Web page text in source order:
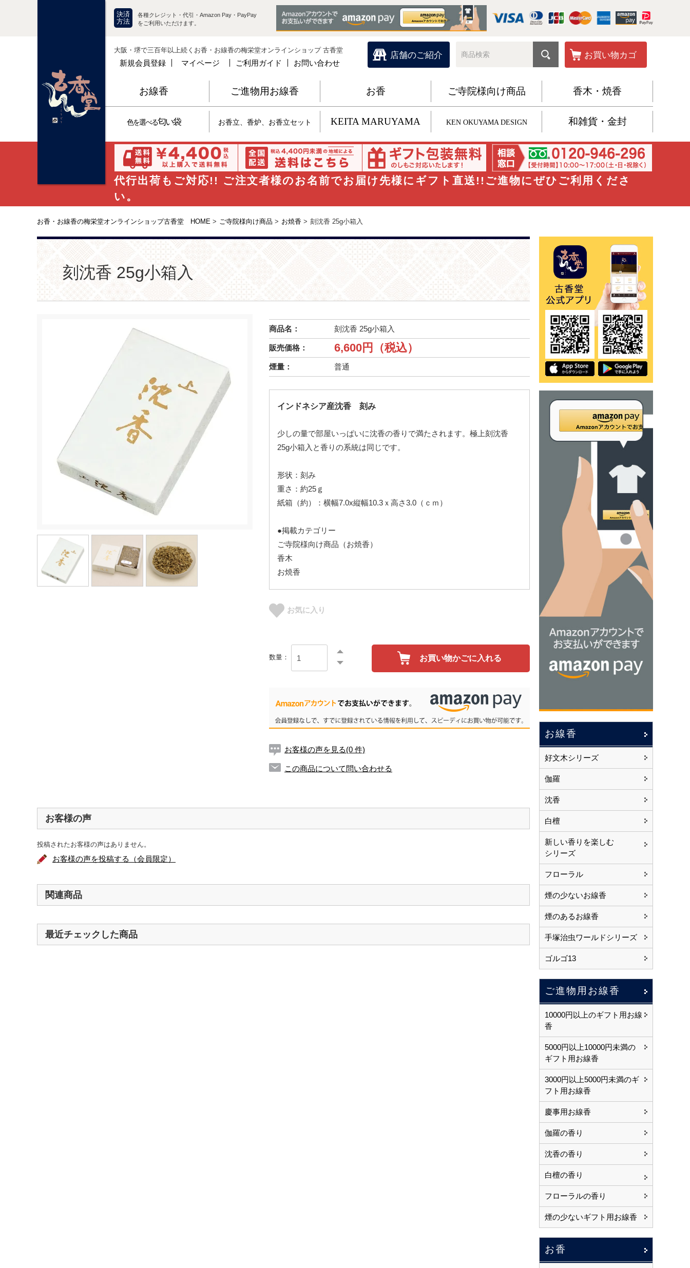
決済
方法
各種クレジット・代引・Amazon Pay・PayPay
をご利用いただけます。
大阪・堺で三百年以上続くお香・お線香の梅栄堂オンラインショップ 古香堂
新規会員登録 マイページ ご利用ガイド お問い合わせ
店舗のご紹介 お買い物カゴ
お線香 ご進物用お線香 お香 ご寺院様向け商品 香木・焼香
色を選べる匂い袋 お香立、香炉、お香立セット KEITA MARUYAMA KEN OKUYAMA DESIGN 和雑貨・金封
代行出荷もご対応!! ご注文者様のお名前でお届け先様にギフト直送!!ご進物にぜひご利用くださ
い。
お香・お線香の梅栄堂オンラインショップ古香堂 HOME > ご寺院様向け商品 > お焼香 > 刻沈香 25g小箱入
刻沈香 25g小箱入
商品名： 刻沈香 25g小箱入
販売価格： 6,600円（税込）
煙量： 普通
インドネシア産沈香 刻み
少しの量で部屋いっぱいに沈香の香りで満たされます。極上刻沈香
25g小箱入と香りの系統は同じです。
形状：刻み
重さ：約25ｇ
紙箱（約）：横幅7.0x縦幅10.3ｘ高さ3.0（ｃｍ）
●掲載カテゴリー
ご寺院様向け商品（お焼香）
香木
お焼香
お気に入り
数量： お買い物かごに入れる
お客様の声を見る(0 件)
この商品について問い合わせる
お客様の声
投稿されたお客様の声はありません。
お客様の声を投稿する（会員限定）
関連商品
最近チェックした商品
お線香
好文木シリーズ
伽羅
沈香
白檀
新しい香りを楽しむ
シリーズ
フローラル
煙の少ないお線香
煙のあるお線香
手塚治虫ワールドシリーズ
ゴルゴ13
ご進物用お線香
10000円以上のギフト用お線
香
5000円以上10000円未満の
ギフト用お線香
3000円以上5000円未満のギ
フト用お線香
慶事用お線香
伽羅の香り
沈香の香り
白檀の香り
フローラルの香り
煙の少ないギフト用お線香
お香